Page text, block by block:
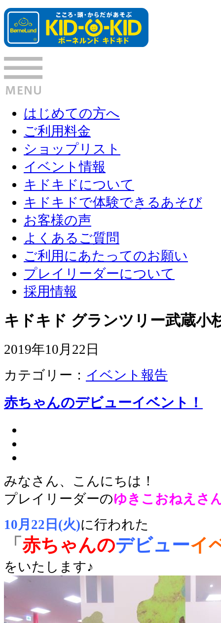
はじめての方へ
ご利用料金
ショップリスト
イベント情報
キドキドについて
キドキドで体験できるあそび
お客様の声
よくあるご質問
ご利用にあたってのお願い
プレイリーダーについて
採用情報
キドキド グランツリー武蔵小
2019年10月22日
カテゴリー： イベント報告
赤ちゃんのデビューイベント！
みなさん、こんにちは！
プレイリーダーのゆきこ おねえさ
10月22日(火)に行われた
「 赤ちゃんのデビューイ
をいたします♪